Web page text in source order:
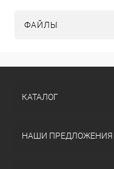
ФАЙЛЫ
КАТАЛОГ
НАШИ ПРЕДЛОЖЕНИЯ